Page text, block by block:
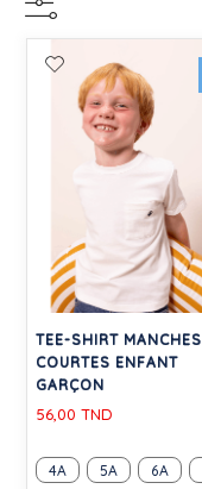
TEE-SHIRT MANCHES
COURTES ENFANT
GARÇON
56,00 TND
4A 5A 6A